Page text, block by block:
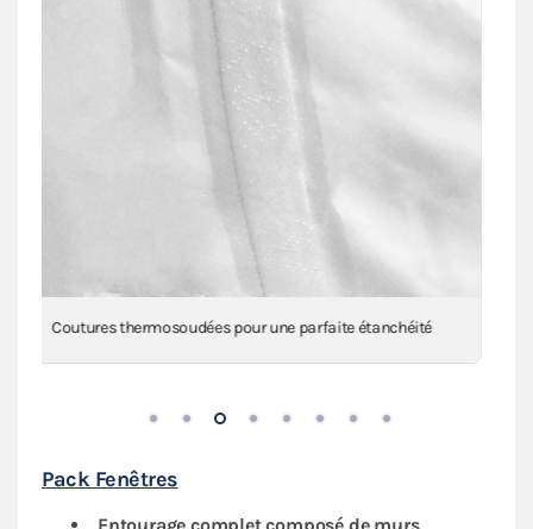
Renforts 650g/m² au niveau des angles, mât(s) et
Pack Fenêtres